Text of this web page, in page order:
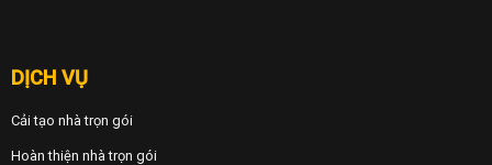
DỊCH VỤ
Cải tạo nhà trọn gói
Hoàn thiện nhà trọn gói